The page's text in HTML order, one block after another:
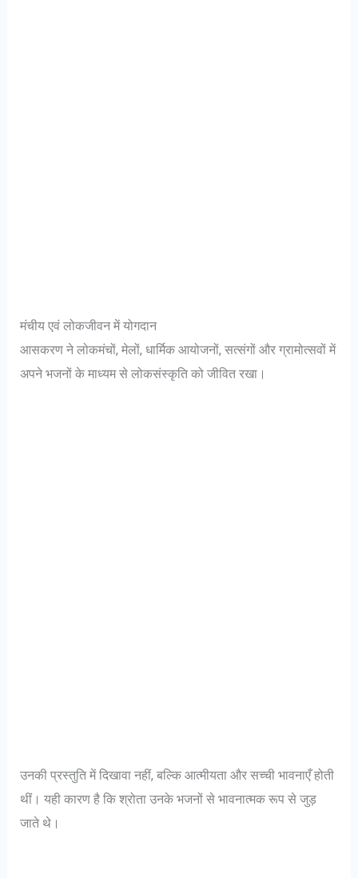
मंचीय एवं लोकजीवन में योगदान
आसकरण ने लोकमंचों, मेलों, धार्मिक आयोजनों, सत्संगों और ग्रामोत्सवों में
अपने भजनों के माध्यम से लोकसंस्कृति को जीवित रखा।
उनकी प्रस्तुति में दिखावा नहीं, बल्कि आत्मीयता और सच्ची भावनाएँ होती
थीं। यही कारण है कि श्रोता उनके भजनों से भावनात्मक रूप से जुड़
जाते थे।